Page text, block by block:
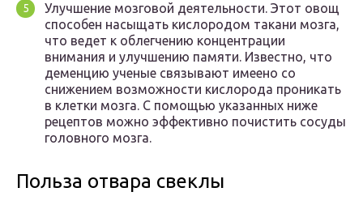
Улучшение мозговой деятельности. Этот овощ
способен насыщать кислородом такани мозга,
что ведет к облегчению концентрации
внимания и улучшению памяти. Известно, что
деменцию ученые связывают имеено со
снижением возможности кислорода проникать
в клетки мозга. С помощью указанных ниже
рецептов можно эффективно почистить сосуды
головного мозга.
Польза отвара свеклы